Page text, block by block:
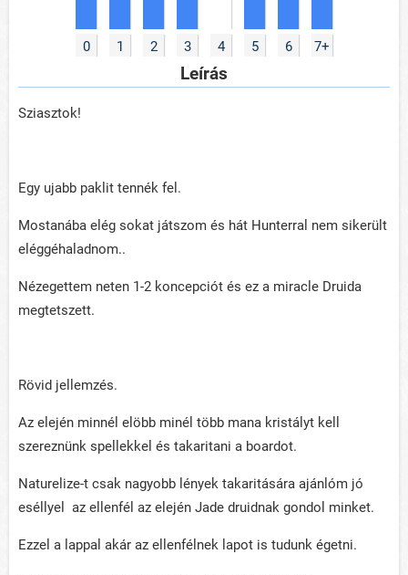
0 1 2 3 4 5 6 7+
Leírás
Sziasztok!
Egy ujabb paklit tennék fel.
Mostanába elég sokat játszom és hát Hunterral nem sikerült
eléggéhaladnom..
Nézegettem neten 1-2 koncepciót és ez a miracle Druida
megtetszett.
Rövid jellemzés.
Az elején minnél elöbb minél több mana kristályt kell
szereznünk spellekkel és takaritani a boardot.
Naturelize-t csak nagyobb lények takaritására ajánlóm jó
eséllyel az ellenfél az elején Jade druidnak gondol minket.
Ezzel a lappal akár az ellenfélnek lapot is tudunk égetni.